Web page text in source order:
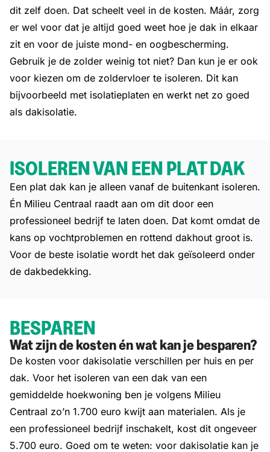
dit zelf doen. Dat scheelt veel in de kosten. Máár, zorg
er wel voor dat je altijd goed weet hoe je dak in elkaar
zit en voor de juiste mond- en oogbescherming.
Gebruik je de zolder weinig tot niet? Dan kun je er ook
voor kiezen om de zoldervloer te isoleren. Dit kan
bijvoorbeeld met isolatieplaten en werkt net zo goed
als dakisolatie.
ISOLEREN VAN EEN PLAT DAK
Een plat dak kan je alleen vanaf de buitenkant isoleren.
Én Milieu Centraal raadt aan om dit door een
professioneel bedrijf te laten doen. Dat komt omdat de
kans op vochtproblemen en rottend dakhout groot is.
Voor de beste isolatie wordt het dak geïsoleerd onder
de dakbedekking.
BESPAREN
Wat zijn de kosten én wat kan je besparen?
De kosten voor dakisolatie verschillen per huis en per
dak. Voor het isoleren van een dak van een
gemiddelde hoekwoning ben je volgens Milieu
Centraal zo’n 1.700 euro kwijt aan materialen. Als je
een professioneel bedrijf inschakelt, kost dit ongeveer
5.700 euro. Goed om te weten: voor dakisolatie kan je